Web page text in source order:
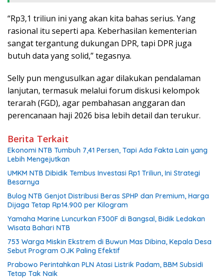
“Rp3,1 triliun ini yang akan kita bahas serius. Yang
rasional itu seperti apa. Keberhasilan kementerian
sangat tergantung dukungan DPR, tapi DPR juga
butuh data yang solid,” tegasnya.
Selly pun mengusulkan agar dilakukan pendalaman
lanjutan, termasuk melalui forum diskusi kelompok
terarah (FGD), agar pembahasan anggaran dan
perencanaan haji 2026 bisa lebih detail dan terukur.
Berita Terkait
Ekonomi NTB Tumbuh 7,41 Persen, Tapi Ada Fakta Lain yang
Lebih Mengejutkan
UMKM NTB Dibidik Tembus Investasi Rp1 Triliun, Ini Strategi
Besarnya
Bulog NTB Genjot Distribusi Beras SPHP dan Premium, Harga
Dijaga Tetap Rp14.900 per Kilogram
Yamaha Marine Luncurkan F300F di Bangsal, Bidik Ledakan
Wisata Bahari NTB
753 Warga Miskin Ekstrem di Buwun Mas Dibina, Kepala Desa
Sebut Program OJK Paling Efektif
Prabowo Perintahkan PLN Atasi Listrik Padam, BBM Subsidi
Tetap Tak Naik